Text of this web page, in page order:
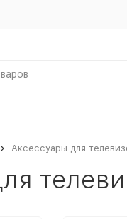
Аксессуары для